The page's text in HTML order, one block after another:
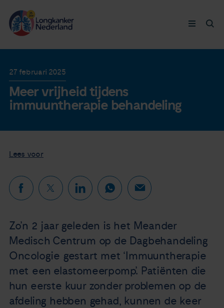
Nieuws
Agenda
Over ons
Longkanker
Leven met
Thymuskankers
Steun ons
27 februari 2025
Meer vrijheid tijdens
immuuntherapie behandeling
Lees voor
Zo’n 2 jaar geleden is het Meander
Medisch Centrum op de Dagbehandeling
Oncologie gestart met ‘Immuuntherapie
met een elastomeerpomp’. Patiënten die
hun eerste kuur zonder problemen op de
afdeling hebben gehad, kunnen de keer